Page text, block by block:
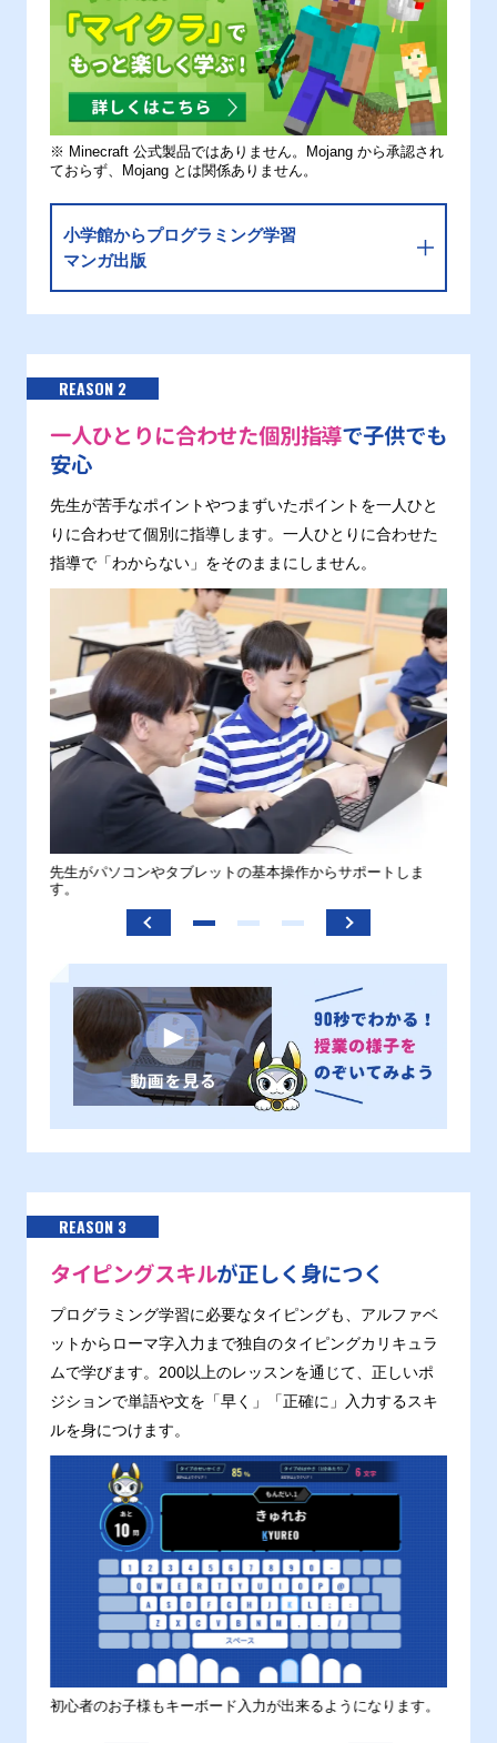
※ Minecraft 公式製品ではありません。Mojang から承認され
ておらず、Mojang とは関係ありません。
小学館からプログラミング学習
マンガ出版
REASON 2
一人ひとりに合わせた個別指導で子供でも
安心
先生が苦手なポイントやつまずいたポイントを一人ひと
りに合わせて個別に指導します。一人ひとりに合わせた
指導で「わからない」をそのままにしません。
先生がパソコンやタブレットの基本操作からサポートしま
す。
REASON 3
タイピングスキルが正しく身につく
プログラミング学習に必要なタイピングも、アルファベ
ットからローマ字入力まで独自のタイピングカリキュラ
ムで学びます。200以上のレッスンを通じて、正しいポ
ジションで単語や文を「早く」「正確に」入力するスキ
ルを身につけます。
初心者のお子様もキーボード入力が出来るようになります。